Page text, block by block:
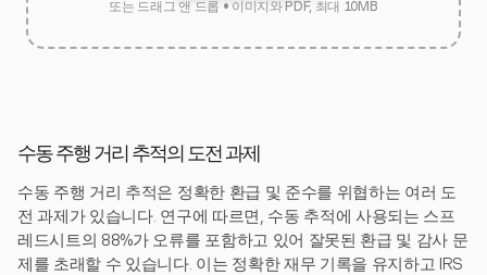
또는 드래그 앤 드롭 • 이미지와 PDF, 최대 10MB
수동 주행 거리 추적의 도전 과제
수동 주행 거리 추적은 정확한 환급 및 준수를 위협하는 여러 도
전 과제가 있습니다. 연구에 따르면, 수동 추적에 사용되는 스프
레드시트의 88%가 오류를 포함하고 있어 잘못된 환급 및 감사 문
제를 초래할 수 있습니다. 이는 정확한 재무 기록을 유지하고 IRS